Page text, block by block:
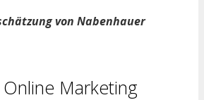
von Nabenhauer
Marketing